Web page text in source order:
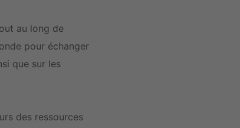
au long de
pour échanger
que sur les
des ressources